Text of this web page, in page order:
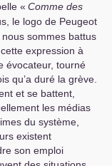
« Comme des
le logo de Peugeot
sommes battus
expression à
évocateur, tourné
qu’a duré la grève.
et se battent,
les médias
du système,
existent
son emploi